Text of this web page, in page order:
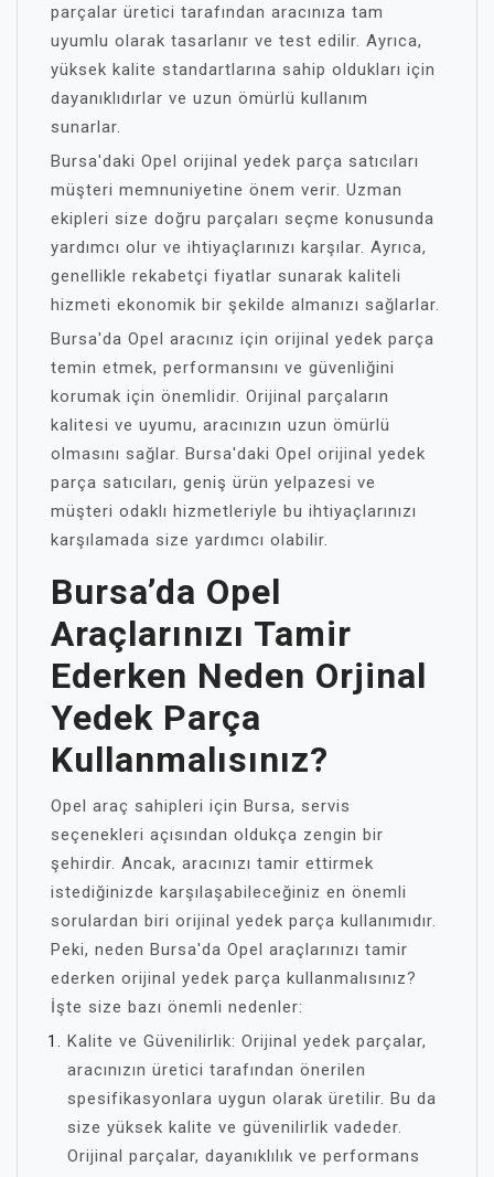
parçalar üretici tarafından aracınıza tam
uyumlu olarak tasarlanır ve test edilir. Ayrıca,
yüksek kalite standartlarına sahip oldukları için
dayanıklıdırlar ve uzun ömürlü kullanım
sunarlar.
Bursa'daki Opel orijinal yedek parça satıcıları
müşteri memnuniyetine önem verir. Uzman
ekipleri size doğru parçaları seçme konusunda
yardımcı olur ve ihtiyaçlarınızı karşılar. Ayrıca,
genellikle rekabetçi fiyatlar sunarak kaliteli
hizmeti ekonomik bir şekilde almanızı sağlarlar.
Bursa'da Opel aracınız için orijinal yedek parça
temin etmek, performansını ve güvenliğini
korumak için önemlidir. Orijinal parçaların
kalitesi ve uyumu, aracınızın uzun ömürlü
olmasını sağlar. Bursa'daki Opel orijinal yedek
parça satıcıları, geniş ürün yelpazesi ve
müşteri odaklı hizmetleriyle bu ihtiyaçlarınızı
karşılamada size yardımcı olabilir.
Bursa’da Opel
Araçlarınızı Tamir
Ederken Neden Orjinal
Yedek Parça
Kullanmalısınız?
Opel araç sahipleri için Bursa, servis
seçenekleri açısından oldukça zengin bir
şehirdir. Ancak, aracınızı tamir ettirmek
istediğinizde karşılaşabileceğiniz en önemli
sorulardan biri orijinal yedek parça kullanımıdır.
Peki, neden Bursa'da Opel araçlarınızı tamir
ederken orijinal yedek parça kullanmalısınız?
İşte size bazı önemli nedenler:
Kalite ve Güvenilirlik: Orijinal yedek parçalar,
aracınızın üretici tarafından önerilen
spesifikasyonlara uygun olarak üretilir. Bu da
size yüksek kalite ve güvenilirlik vadeder.
Orijinal parçalar, dayanıklılık ve performans